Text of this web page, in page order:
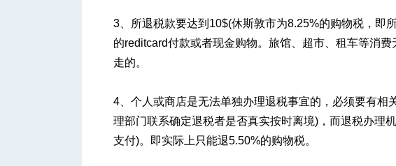
3、所退税款要达到10$(休斯敦市为8.25%的购物税，即
的reditcard付款或者现金购物。旅馆、超市、租车等消
走的。
4、个人或商店是无法单独办理退税事宜的，必须要有相
理部门联系确定退税者是否真实按时离境)，而退税办理
支付)。即实际上只能退5.50%的购物税。